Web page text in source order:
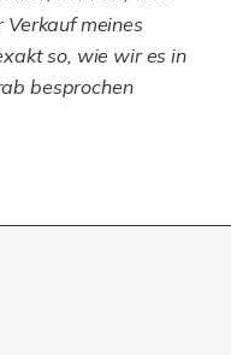
meines
so, wie wir es in
besprochen